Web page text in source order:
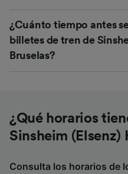
¿Cuánto tiempo antes
billetes de tren de
Bruselas?
¿Qué horarios
Sinsheim (Elsenz)
Consulta los horarios de